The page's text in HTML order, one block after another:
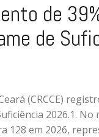
de
de
(CRCCE)
2026.1.
128 em 2026,